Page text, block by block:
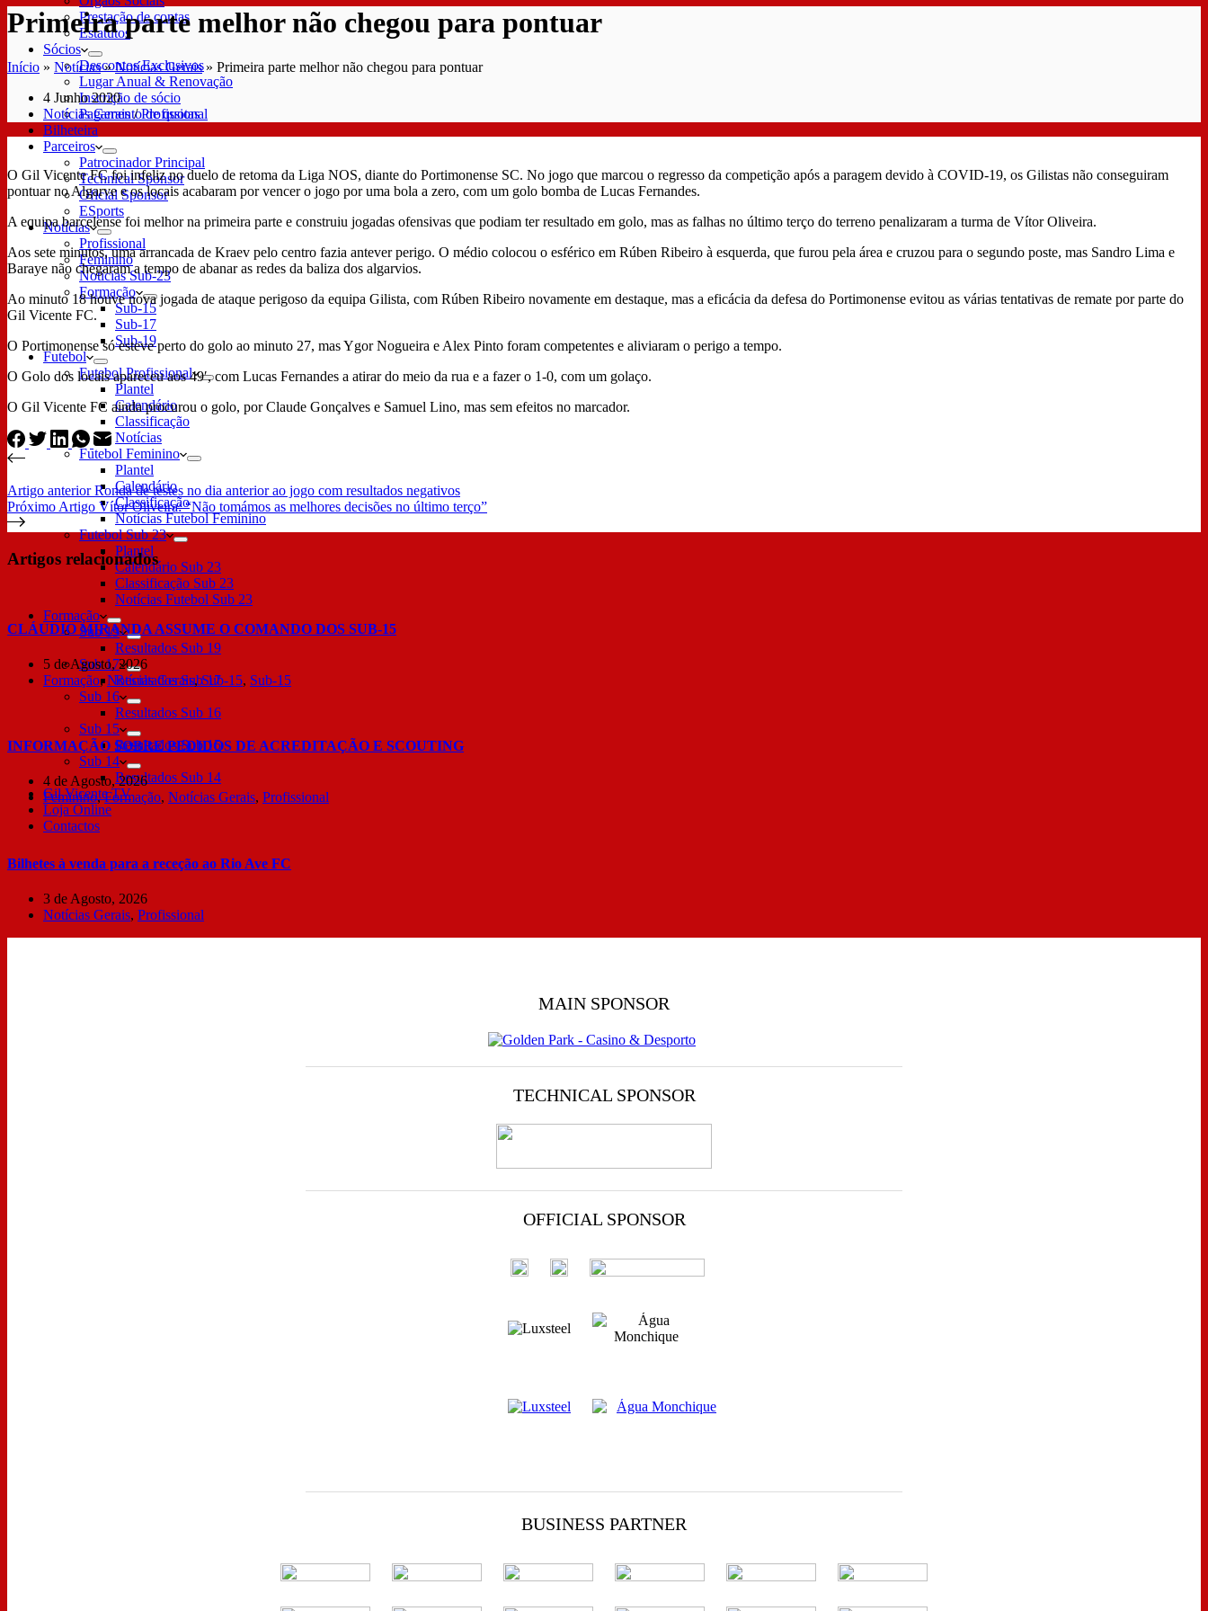
Prestação de contas
Estatutos
Sócios
Descontos Exclusivos
Lugar Anual & Renovação
Inscrição de sócio
Pagamento de quotas
Bilheteira
Parceiros
Patrocinador Principal
Technical Sponsor
Oficial Sponsor
ESports
Notícias
Profissional
Feminino
Notícias Sub-23
Formação
Sub-15
Sub-17
Sub-19
Futebol
Futebol Profissional
Plantel
Calendário
Classificação
Notícias
Futebol Feminino
Plantel
Calendário
Classificação
Notícias Futebol Feminino
Futebol Sub 23
Plantel
Calendário Sub 23
Classificação Sub 23
Notícias Futebol Sub 23
Formação
Sub 19
Resultados Sub 19
Sub 17
Resultados Sub 17
Sub 16
Resultados Sub 16
Sub 15
Resultados Sub 15
Sub 14
Resultados Sub 14
Gil Vicente TV
Loja Online
Contactos
Primeira parte melhor não chegou para pontuar
Início » Notícias»Notícias Gerais» Primeira parte melhor não chegou para pontuar
4 Junho 2020
Notícias Gerais/Profissional
O Gil Vicente FC foi infeliz no duelo de retoma da Liga NOS, diante do Portimonense SC. No jogo que marcou o regresso da competição após a paragem devido à COVID-19, os Gilistas não conseguiram
pontuar no Algarve e os locais acabaram por vencer o jogo por uma bola a zero, com um golo bomba de Lucas Fernandes.
A equipa barcelense foi melhor na primeira parte e construiu jogadas ofensivas que podiam ter resultado em golo, mas as falhas no último terço do terreno penalizaram a turma de Vítor Oliveira.
Aos sete minutos, uma arrancada de Kraev pelo centro fazia antever perigo. O médio colocou o esférico em Rúben Ribeiro à esquerda, que furou pela área e cruzou para o segundo poste, mas Sandro Lima e
Baraye não chegaram a tempo de abanar as redes da baliza dos algarvios.
Ao minuto 18 houve nova jogada de ataque perigoso da equipa Gilista, com Rúben Ribeiro novamente em destaque, mas a eficácia da defesa do Portimonense evitou as várias tentativas de remate por parte do
Gil Vicente FC.
O Portimonense só esteve perto do golo ao minuto 27, mas Ygor Nogueira e Alex Pinto foram competentes e aliviaram o perigo a tempo.
O Golo dos locais apareceu aos 49′, com Lucas Fernandes a atirar do meio da rua e a fazer o 1-0, com um golaço.
O Gil Vicente FC ainda procurou o golo, por Claude Gonçalves e Samuel Lino, mas sem efeitos no marcador.
Artigo anteriorRonda de testes no dia anterior ao jogo com resultados negativos
Próximo Artigo Vítor Oliveira: “Não tomámos as melhores decisões no último terço”
Artigos relacionados
CLÁUDIO MIRANDA ASSUME O COMANDO DOS SUB-15
5 de Agosto, 2026
Formação,Notícias Gerais,Sub-15, Sub-15
INFORMAÇÃO SOBRE PEDIDOS DE ACREDITAÇÃO E SCOUTING
4 de Agosto, 2026
Feminino,Formação, Notícias Gerais, Profissional
Bilhetes à venda para a receção ao Rio Ave FC
3 de Agosto, 2026
Notícias Gerais, Profissional
MAIN SPONSOR
TECHNICAL SPONSOR
OFFICIAL SPONSOR
BUSINESS PARTNER